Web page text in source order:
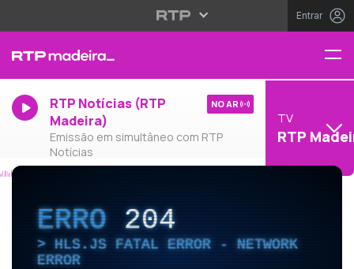
Entrar
RTP Notícias (RTP
Madeira)
Emissão em simultâneo com RTP
Notícias
NO AR
TV
RTP
ERRO204
HLS.JS FATAL ERROR - NETWORK
ERROR